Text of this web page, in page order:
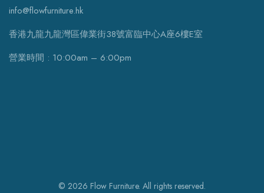
info@flowfurniture.hk
香港九龍九龍灣區偉業街38號富臨中心A座6樓E室
營業時間 : 10:00am – 6:00pm
© 2026 Flow Furniture. All rights reserved.